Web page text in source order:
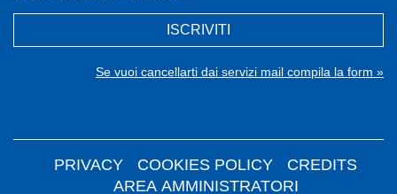
ISCRIVITI
Se vuoi cancellarti dai servizi mail compila la form »
PRIVACY COOKIES POLICY
CREDITS
AREA AMMINISTRATORI